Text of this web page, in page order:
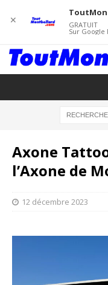
Axone
l’Axone de
12 décembre 2023
✕ GRATUIT
Sur Google